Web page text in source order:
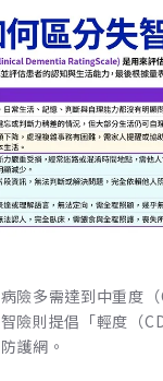
險多需達到中重度
險則提倡「輕度（
護網。